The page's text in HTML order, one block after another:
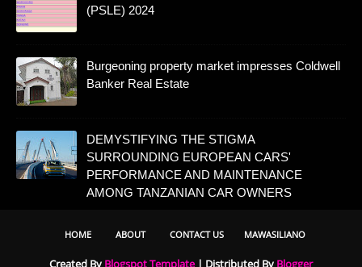
(PSLE) 2024
Burgeoning property market impresses Coldwell
Banker Real Estate
DEMYSTIFYING THE STIGMA
SURROUNDING EUROPEAN CARS'
PERFORMANCE AND MAINTENANCE
AMONG TANZANIAN CAR OWNERS
HOME ABOUT CONTACT US MAWASILIANO
Created By Blogspot Template| Distributed By Blogger